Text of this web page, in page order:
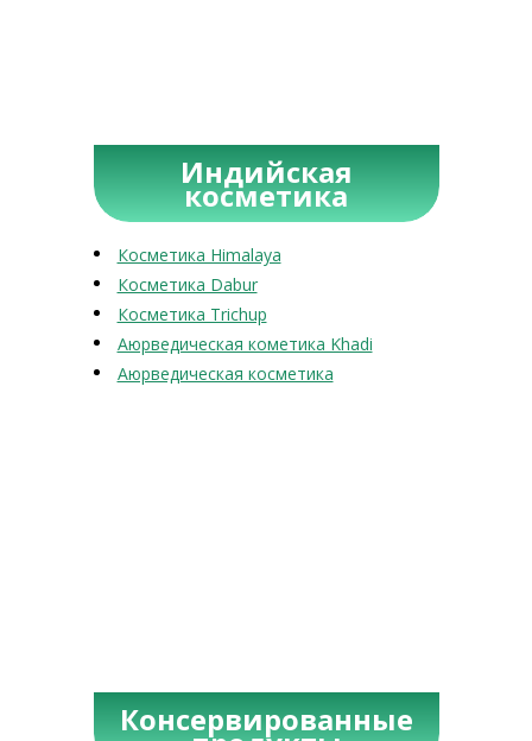
Индийская
косметика
Косметика Himalaya
Косметика Dabur
Косметика Trichup
Аюрведическая кометика Khadi
Аюрведическая косметика
Консервированные